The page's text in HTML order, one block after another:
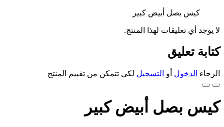
كيس بصل أبيض كبير
لا يوجد أي تعليقات لهذا المنتج.
كتابة تعليق
الرجاء الدخول أو التسجيل لكي تتمكن من تقييم المنتج
كيس بصل أبيض كبير